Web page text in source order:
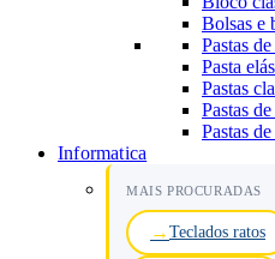
Bolsas e
Pastas
Pasta
Pastas
Pastas
Pastas
Informatica
MAIS PROCURADAS
Teclados ratos